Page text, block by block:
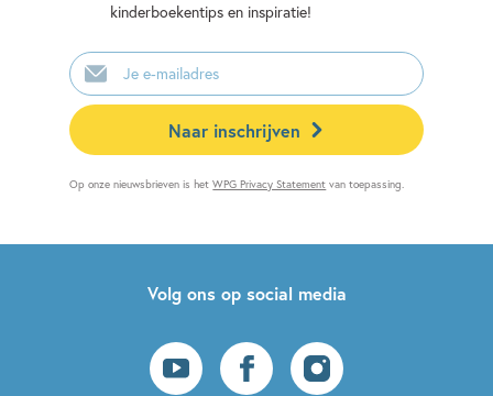
kinderboekentips en inspiratie!
E-
mailadres
Naar inschrijven
Op onze nieuwsbrieven is hetWPG Privacy Statement van toepassing.
Volg ons op social media